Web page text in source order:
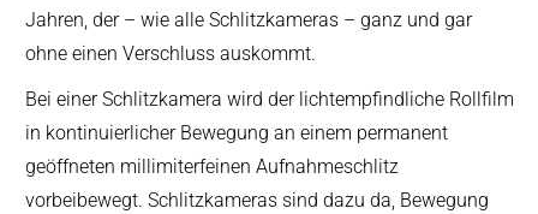
Jahren, der – wie alle Schlitzkameras – ganz und gar
ohne einen Verschluss auskommt.
Bei einer Schlitzkamera wird der lichtempfindliche Rollfilm
in kontinuierlicher Bewegung an einem permanent
geöffneten millimiterfeinen Aufnahmeschlitz
vorbeibewegt. Schlitzkameras sind dazu da, Bewegung